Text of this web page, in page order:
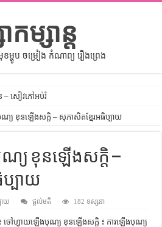
កម្សាន្ត
ហូប ចម្រៀង កំណាព្យ រឿងព្រេង
– សៀវភៅអប់រំ
វភៅចំណេះដឹងទូទៅ
ន – សៀវភៅចំណេះដឹងទូទៅ
េះដឹងទូទៅ
ស្រាវជ្រាវ
វភៅចំណេះដឹងទូទៅ
យ ខុនឡើងសក្តិ – សុភាសិតខ្មែរអធិប្បាយ
យ ខុនឡើងសក្តិ –
បាយ
យ ផ្តល់មតិ 182 ទស្សនា
ចៅហ្វាយឡើងបុណ្យ ខុនឡើងសក្តិ ៖ ការ​ឡើង​បុណ្យ